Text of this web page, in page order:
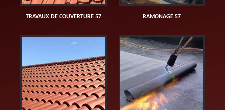
TRAVAUX DE COUVERTURE 57 RAMONAGE 57